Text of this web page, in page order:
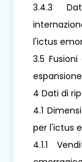
3.4.3
l'ictus
3.5
espansione
4 Dati di
4.1
per l'ictus
4.1.1